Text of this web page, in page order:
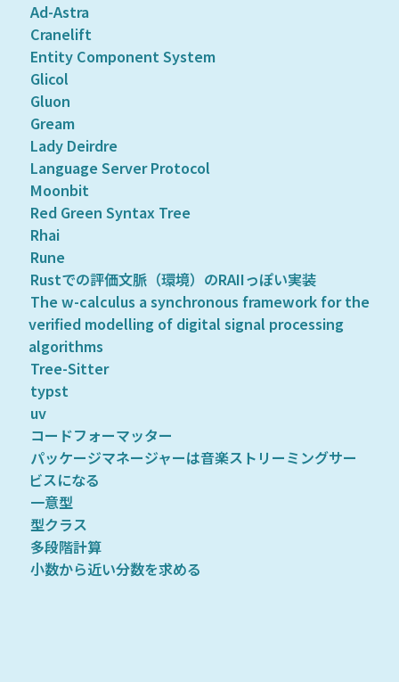
Ad-Astra
Cranelift
Entity Component System
Glicol
Gluon
Gream
Lady Deirdre
Language Server Protocol
Moonbit
Red Green Syntax Tree
Rhai
Rune
Rustでの評価文脈（環境）のRAIIっぽい実装
The w-calculus a synchronous framework for the
verified modelling of digital signal processing
algorithms
Tree-Sitter
typst
uv
コードフォーマッター
パッケージマネージャーは音楽ストリーミングサー
ビスになる
一意型
型クラス
多段階計算
小数から近い分数を求める